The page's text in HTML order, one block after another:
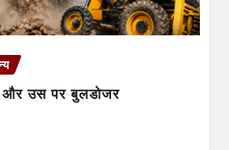
और उस पर बुलडोजर